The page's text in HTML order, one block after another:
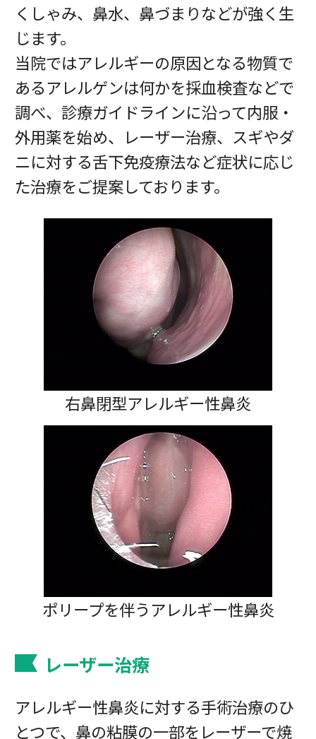
くしゃみ、鼻水、鼻づまりなどが強く生
じます。
当院ではアレルギーの原因となる物質で
あるアレルゲンは何かを採血検査などで
調べ、診療ガイドラインに沿って内服・
外用薬を始め、レーザー治療、スギやダ
ニに対する舌下免疫療法など症状に応じ
た治療をご提案しております。
右鼻閉型アレルギー性鼻炎
ポリープを伴うアレルギー性鼻炎
レーザー治療
アレルギー性鼻炎に対する手術治療のひ
とつで、鼻の粘膜の一部をレーザーで焼